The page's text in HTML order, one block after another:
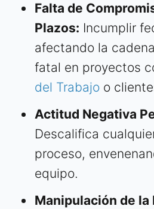
Falta de
Plazos: Incumplir
afectando la
fatal en proyectos
del Trabajo o
Actitud Negativa
Descalifica
proceso,
equipo.
Manipulación de